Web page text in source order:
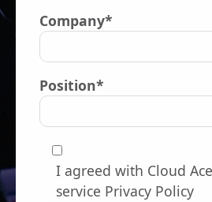
Company*
Position*
I agreed with Cloud
service Privacy Policy